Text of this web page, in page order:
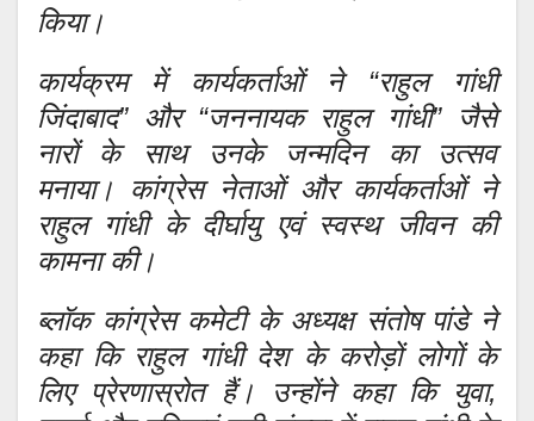
किया।
कार्यक्रम में कार्यकर्ताओं ने “राहुल गांधी
जिंदाबाद” और “जननायक राहुल गांधी” जैसे
नारों के साथ उनके जन्मदिन का उत्सव
मनाया। कांग्रेस नेताओं और कार्यकर्ताओं ने
राहुल गांधी के दीर्घायु एवं स्वस्थ जीवन की
कामना की।
ब्लॉक कांग्रेस कमेटी के अध्यक्ष संतोष पांडे ने
कहा कि राहुल गांधी देश के करोड़ों लोगों के
लिए प्रेरणास्रोत हैं। उन्होंने कहा कि युवा,